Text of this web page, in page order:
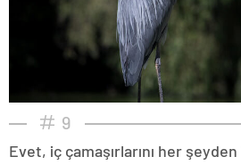
9
Evet, iç çamaşırlarını her